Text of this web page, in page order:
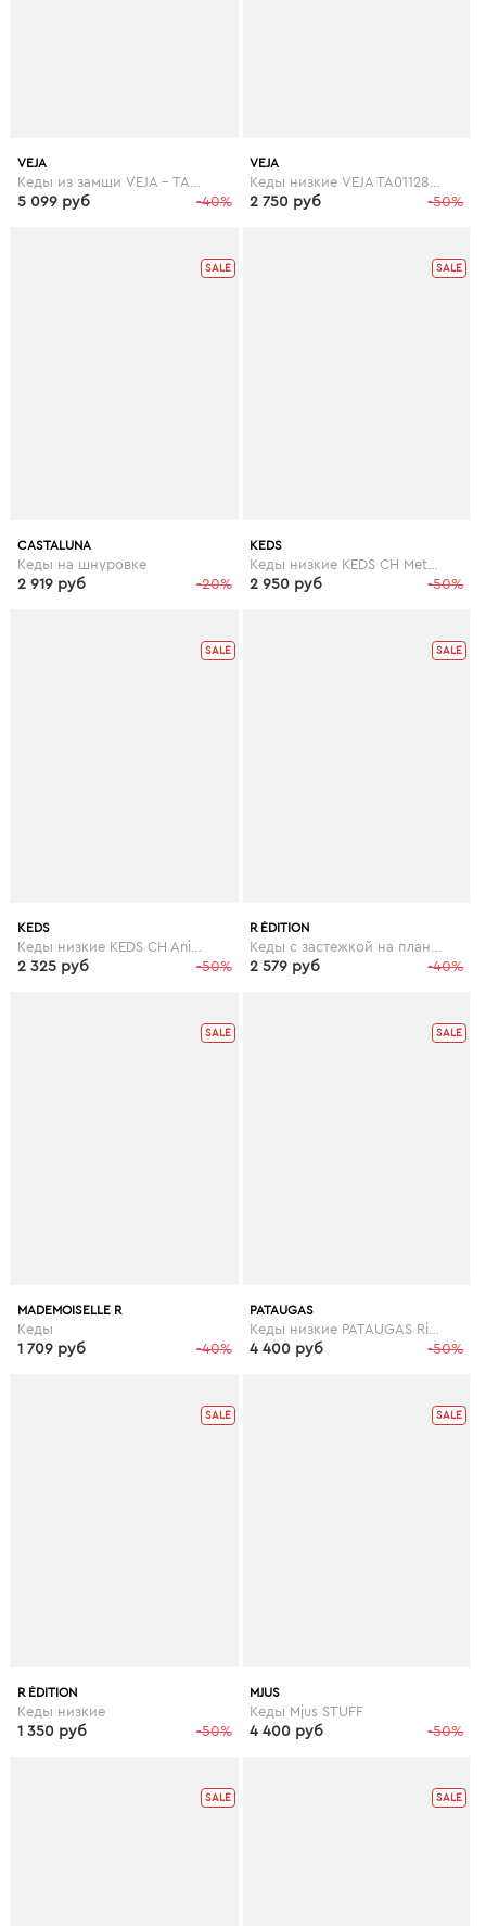
VEJA
-40%
5 099 руб
VEJA
-50%
2 750 руб
SALE
CASTALUNA
Кеды на шнуровке
-20%
2 919 руб
SALE
KEDS
Кеды низкие KEDS CH Metallic Leather
-50%
2 950 руб
SALE
KEDS
-50%
2 325 руб
SALE
R ÉDITION
-40%
2 579 руб
SALE
MADEMOISELLE R
Кеды
-40%
1 709 руб
SALE
PATAUGAS
-50%
4 400 руб
SALE
R ÉDITION
Кеды низкие
-50%
1 350 руб
SALE
MJUS
Кеды Mjus STUFF
-50%
4 400 руб
SALE SALE